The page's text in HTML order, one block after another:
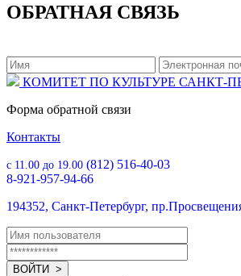
ОБРАТНАЯ СВЯЗЬ
КОМИТЕТ ПО КУЛЬТУРЕ САНКТ-
Форма обратной связи
Контакты
с 11.00 до 19.00 (812) 516-40-03
8-921-957-94-66
194352, Санкт-Петербург,